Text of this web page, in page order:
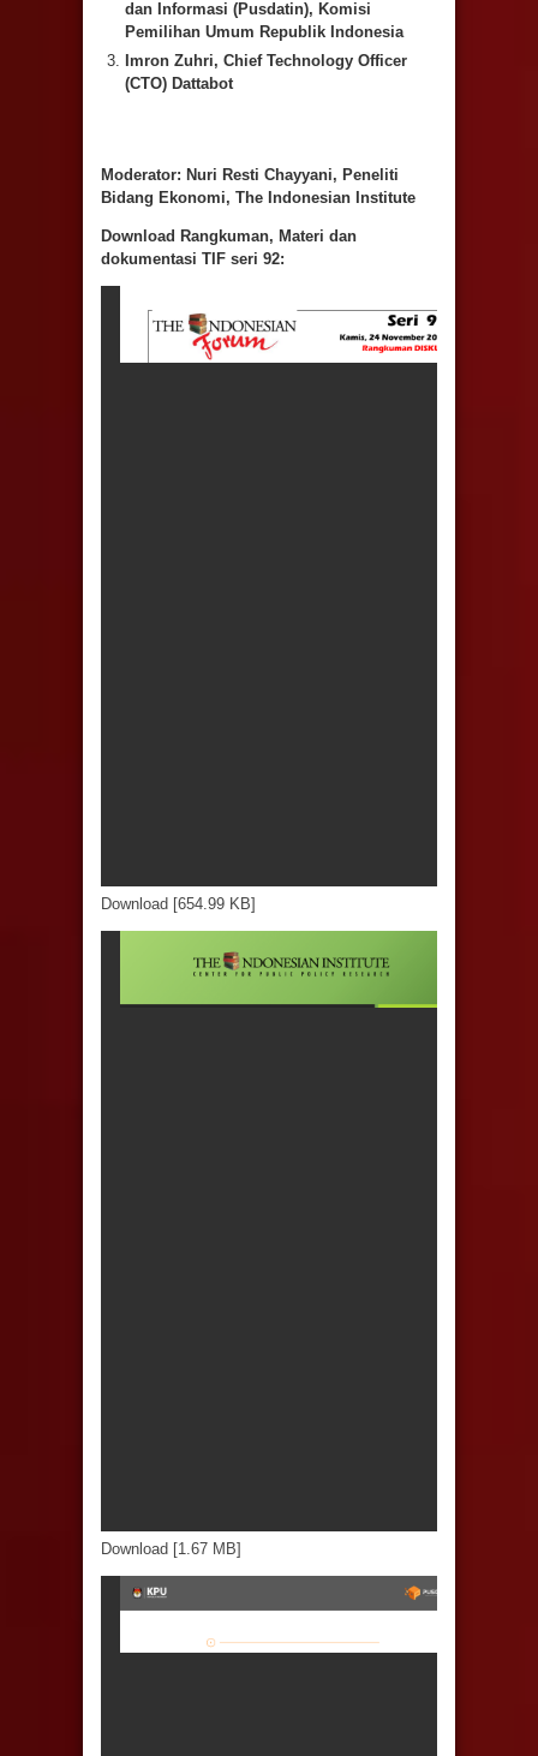
dan Informasi (Pusdatin), Komisi
Pemilihan Umum Republik Indonesia
Imron Zuhri, Chief Technology Officer
(CTO) Dattabot
Moderator: Nuri Resti Chayyani, Peneliti
Bidang Ekonomi, The Indonesian Institute
Download Rangkuman, Materi dan
dokumentasi TIF seri 92:
Download [654.99 KB]
Download [1.67 MB]